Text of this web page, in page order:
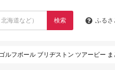
検索 ふるさ
ルフボール ブリヂストン ツアービー